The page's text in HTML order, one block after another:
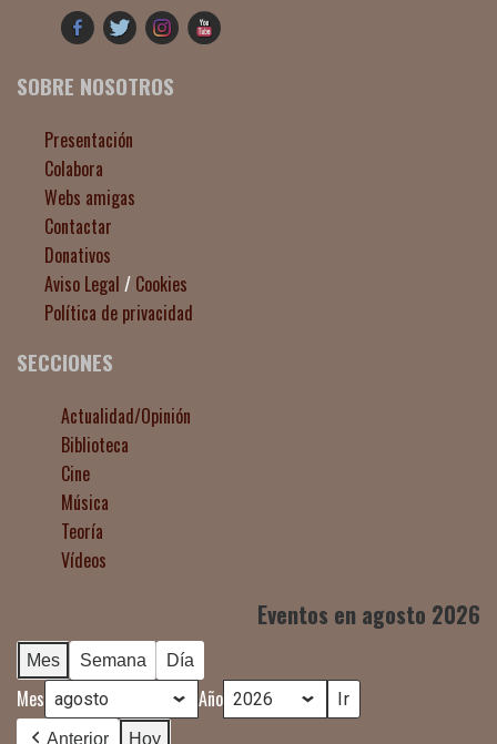
SOBRE NOSOTROS
Presentación
Colabora
Webs amigas
Contactar
Donativos
Aviso Legal / Cookies
Política de privacidad
SECCIONES
Actualidad/Opinión
Biblioteca
Cine
Música
Teoría
Vídeos
Eventos en agosto 2026
Mes Semana Día
Mes Año
Anterior Hoy